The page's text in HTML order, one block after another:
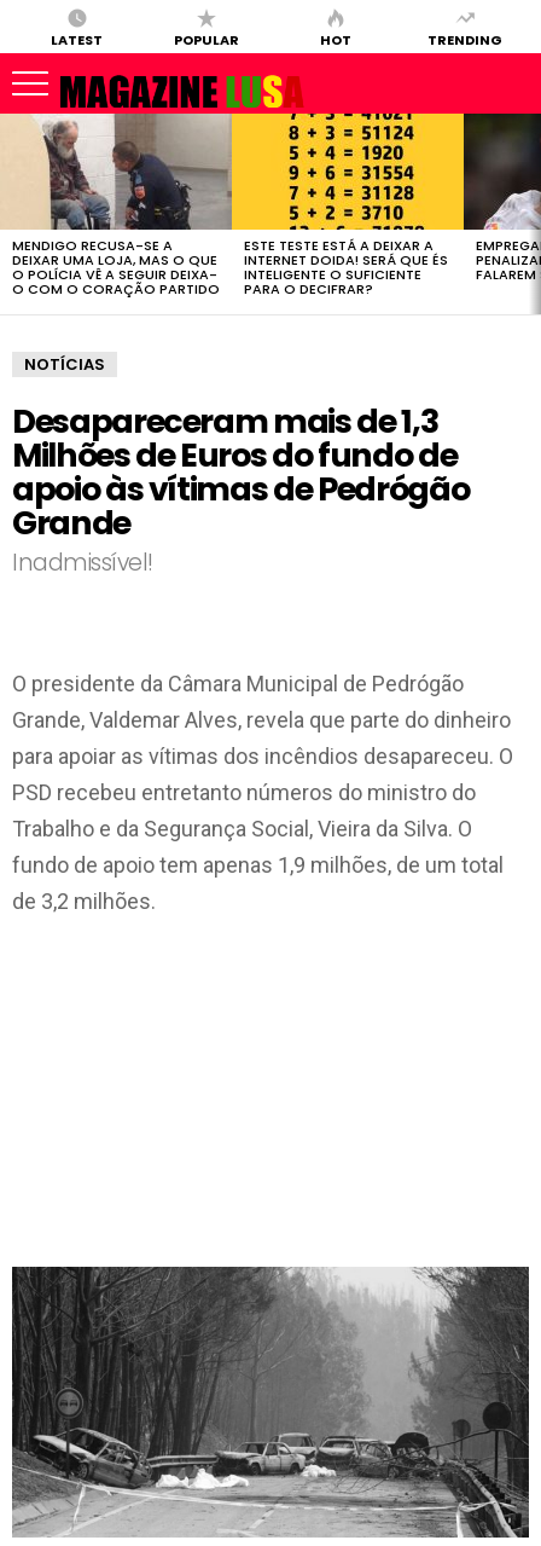
LATEST POPULAR HOT TRENDING
LATEST
STORIES
MENDIGO RECUSA-SE A
DEIXAR UMA LOJA, MAS O QUE
O POLÍCIA VÊ A SEGUIR DEIXA-
O COM O CORAÇÃO PARTIDO
ESTE TESTE ESTÁ A DEIXAR A
INTERNET DOIDA! SERÁ QUE ÉS
INTELIGENTE O SUFICIENTE
PARA O DECIFRAR?
FALAREM
NOTÍCIAS
Desapareceram mais de 1,3
Milhões de Euros do fundo de
apoio às vítimas de Pedrógão
Grande
Inadmissível!
O presidente da Câmara Municipal de Pedrógão
Grande, Valdemar Alves, revela que parte do dinheiro
para apoiar as vítimas dos incêndios desapareceu. O
PSD recebeu entretanto números do ministro do
Trabalho e da Segurança Social, Vieira da Silva. O
fundo de apoio tem apenas 1,9 milhões, de um total
de 3,2 milhões.